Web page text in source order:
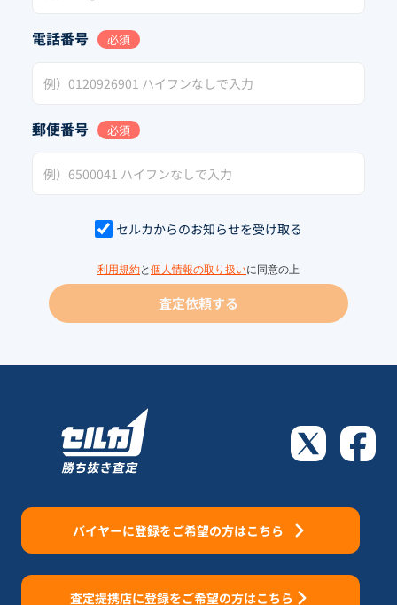
電話番号 必須
郵便番号 必須
セルカからのお知らせを受け取る
利用規約と 個人情報の取り扱いに同意の上
査定依頼する
バイヤーに登録をご希望の方はこちら
査定提携店に登録をご希望の方はこちら